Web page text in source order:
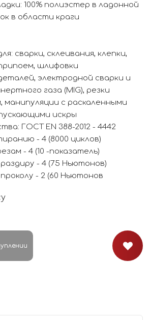
100% полиэстер в ладонной
в области краги
сварки, склеивания, клепки,
шлифовки
электродной сварки и
газа (MIG), резки
манипуляции с раскаленными
искры
ГОСТ EN 388-2012 - 4442
- 4 (8000 циклов)
- 4 (10 -показатель)
- 4 (75 Ньютонов)
- 2 (60 Ньютонов